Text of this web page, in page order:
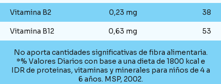
Vitamina B2 0,23 mg 38
Vitamina B12 0,63 mg 53
No aporta cantidades significativas de fibra alimentaria.
*% Valores Diarios con base a una dieta de 1800 kcal e
IDR de proteinas, vitaminas y minerales para niños de 4 a
6 años. MSP, 2002.